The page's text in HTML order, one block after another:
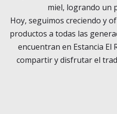
miel, logrando un
Hoy, seguimos creciendo y
productos a todas las
encuentran en Estancia El
compartir y disfrutar el